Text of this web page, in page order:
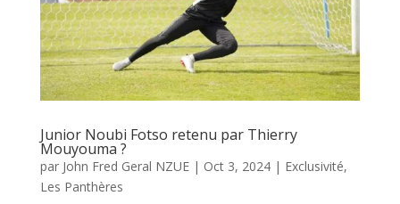
Junior Noubi Fotso retenu par Thierry
Mouyouma ?
par John Fred Geral NZUE| Oct 3, 2024| Exclusivité,
Les Panthères